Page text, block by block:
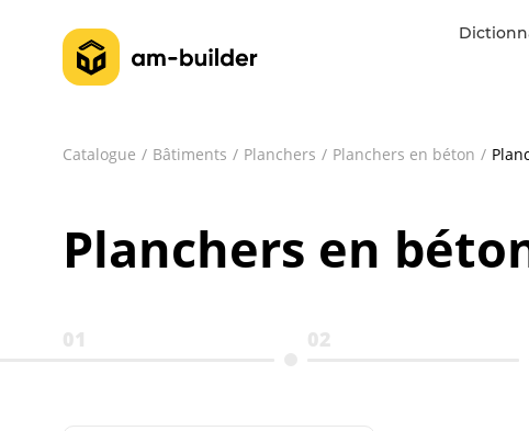
Catalogue Bâtiments Planchers Planchers en béton
Planchers en
01 02